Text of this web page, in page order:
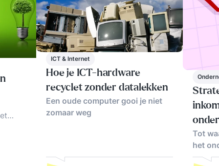
ICT & Internet
Hoe je ICT-hardware
recyclet zonder datalekken
Een oude computer gooi je niet
zomaar weg
Tot
het